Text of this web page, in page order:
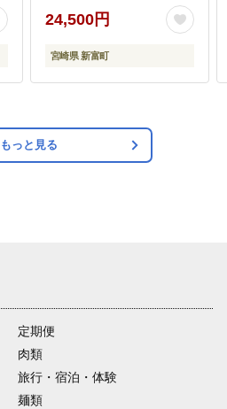
凍 簡単調理 個包装 鰻 魚
介 贈答品 ギフト 贈り物
スピード便【C388-840-
24,500円
宮崎県 新富町
もっと見る
定期便
肉類
旅行・宿泊・体験
麺類